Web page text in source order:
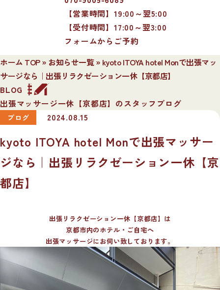
【営業時間】19:00～翌5:00
【受付時間】17:00～翌3:00
フォームからご予約
ホーム TOP» お知らせ一覧» kyoto ITOYA hotel Monで出張マッ
サージなら｜出張リラクゼーション一休【京都店】
BLOG
出張マッサージ一休【京都店】のスタッフブログ
ブログ 2024.08.15
kyoto ITOYA hotel Monで出張マッサー
ジなら｜出張リラクゼーション一休【京
都店】
出張リラクゼーション一休【京都店】は
京都市内のホテル・ご自宅へ
出張マッサージにお伺い致しております。